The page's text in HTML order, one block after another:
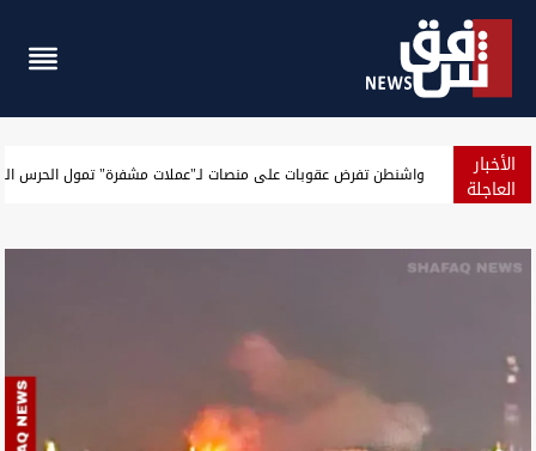
الأخبار
العاجلة الجيش الأميركي يعلن حصيلة جديدة لنتائج حصار إيران